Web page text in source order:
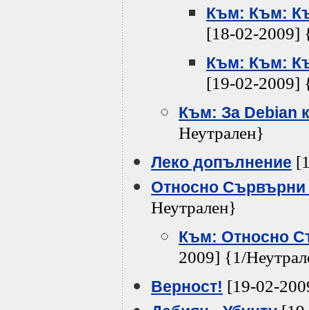
Към: Към:
[18-02-2009]
Към: Към:
[19-02-2009]
Към: За Debian
Неутрален}
Леко допълнение
Относно
Неутрален}
Към: Относно
2009] {1/
Верност! [19-02-